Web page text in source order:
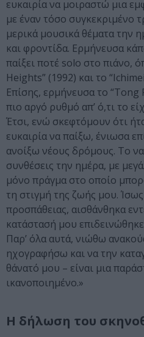
ευκαιρία να μοιραστώ μια
με έναν τόσο συγκεκριμένο
μερικά μουσικά θέματα την
και φροντίδα. Ερμήνευσα
παίξει ποτέ solo στο πιάνο,
Heights” (1992) και το
Επίσης, ερμήνευσα το “Tong
πιο αργό ρυθμό απ’ ό,τι το
Έτσι, ενώ σκεφτόμουν ότι
ευκαιρία να παίξω, ένιωσα
ανοίξω νέους δρόμους. Το
συνθέσεις την ημέρα, με
μόνο πράγμα στο οποίο
τη στιγμή της ζωής μου.
προσπάθειας, αισθάνθηκα
κατάστασή μου
Παρ’ όλα αυτά, νιώθω
ηχογραφήσω και να την
θάνατό μου – είναι μια
ικανοποιημένο.»
Η δήλωση του